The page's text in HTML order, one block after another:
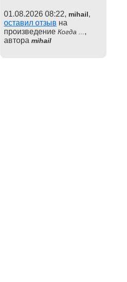
01.08.2026 08:22, mihail,
оставил отзыв на
произведение Когда ... ,
автора mihail